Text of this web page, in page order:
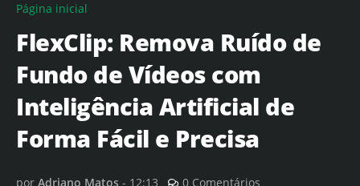
Página inicial
FlexClip: Remova Ruído de
Fundo de Vídeos com
Inteligência Artificial de
Forma Fácil e Precisa
por Adriano Matos - 12:13 0 Comentários